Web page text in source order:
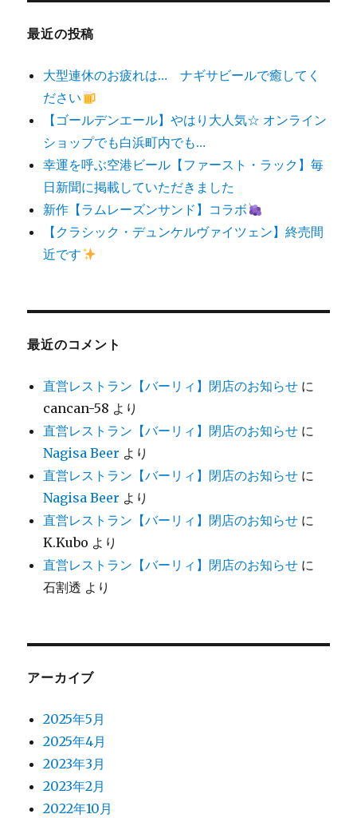
最近の投稿
大型連休のお疲れは… ナギサビールで癒してく
ださい
【ゴールデンエール】やはり大人気☆ オンライン
ショップでも白浜町内でも…
幸運を呼ぶ空港ビール【ファースト・ラック】毎
日新聞に掲載していただきました
新作【ラムレーズンサンド】コラボ
【クラシック・デュンケルヴァイツェン】終売間
近です
最近のコメント
直営レストラン【バーリィ】閉店のお知らせ に
cancan-58 より
直営レストラン【バーリィ】閉店のお知らせ に
Nagisa Beer より
直営レストラン【バーリィ】閉店のお知らせ に
Nagisa Beer より
直営レストラン【バーリィ】閉店のお知らせ に
K.Kubo より
直営レストラン【バーリィ】閉店のお知らせ に
石割透 より
アーカイブ
2025年5月
2025年4月
2023年3月
2023年2月
2022年10月